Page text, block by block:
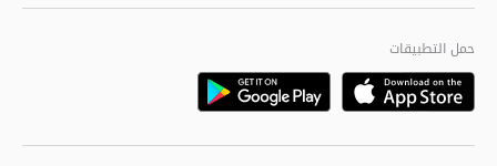
مراكز خدمة أبوظبى
حمل التطبيقات
Google
Playstore